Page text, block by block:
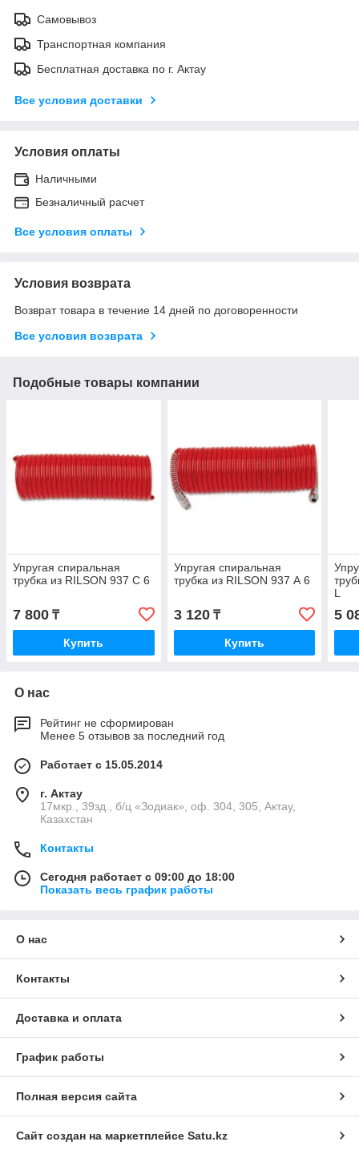
Самовывоз
Транспортная компания
Бесплатная доставка по г. Актау
Все условия доставки
Условия оплаты
Наличными
Безналичный расчет
Все условия оплаты
Условия возврата
Возврат товара в течение 14 дней по договоренности
Все условия возврата
Подобные товары компании
Упругая спиральная
трубка из RILSON 937 C 6
7 800 ₸
Купить
Упругая спиральная
трубка из RILSON 937 А 6
3 120₸
Купить
L
5
О нас
Рейтинг не сформирован
Менее 5 отзывов за последний год
Работает с 15.05.2014
г. Актау
17мкр., 39зд., б/ц «Зодиак», оф. 304, 305, Актау,
Казахстан
Контакты
Сегодня работает с 09:00 до 18:00
Показать весь график работы
О нас
Контакты
Доставка и оплата
График работы
Полная версия сайта
Сайт создан на маркетплейсе Satu.kz